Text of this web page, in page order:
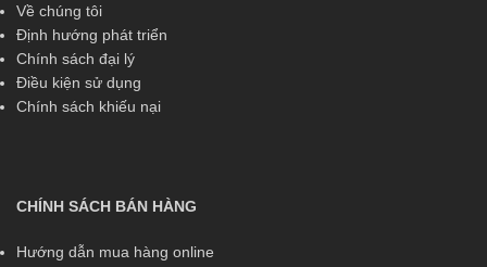
Về chúng tôi
Định hướng phát triển
Chính sách đại lý
Điều kiện sử dụng
Chính sách khiếu nại
CHÍNH SÁCH BÁN HÀNG
Hướng dẫn mua hàng online